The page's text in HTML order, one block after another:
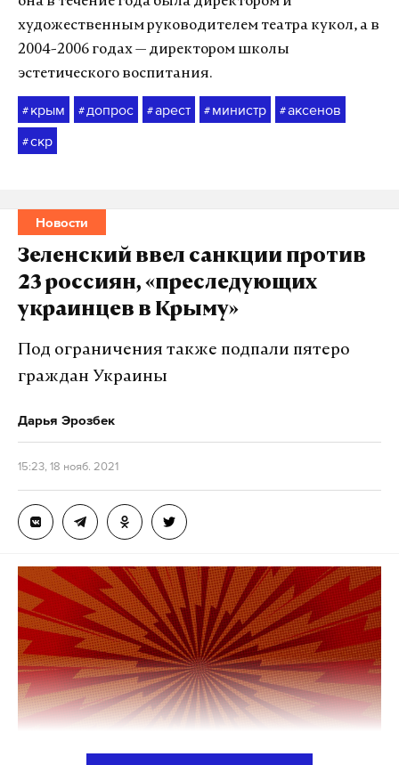
художественным руководителем театра кукол, а в
2004-2006 годах — директором школы
эстетического воспитания.
# крым # допрос #арест # министр #аксенов
#скр
Новости
Зеленский ввел санкции против
23 россиян, «преследующих
украинцев в Крыму»
Под ограничения также подпали пятеро
граждан Украины
Дарья Эрозбек
15:23, 18 нояб. 2021